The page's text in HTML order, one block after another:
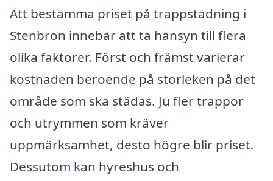
Att bestämma priset på trappstädning i
Stenbron innebär att ta hänsyn till flera
olika faktorer. Först och främst varierar
kostnaden beroende på storleken på det
område som ska städas. Ju fler trappor
och utrymmen som kräver
uppmärksamhet, desto högre blir priset.
Dessutom kan hyreshus och